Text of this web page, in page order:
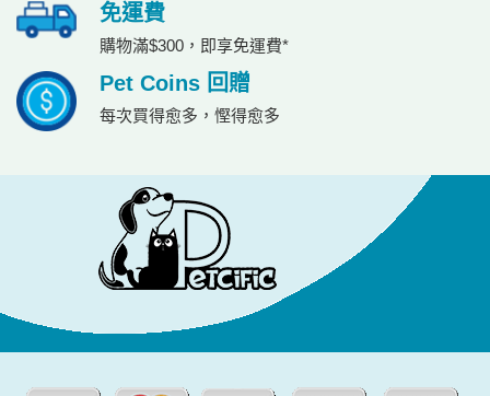
免運費
購物滿$300，即享免運費*
Pet Coins 回贈
每次買得愈多，慳得愈多